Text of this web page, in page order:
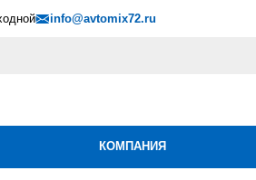
info@avtomix72.ru
КОМПАНИЯ